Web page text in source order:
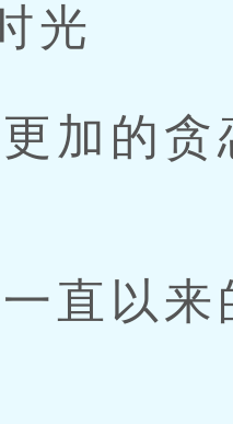
光
加的贪
直以来